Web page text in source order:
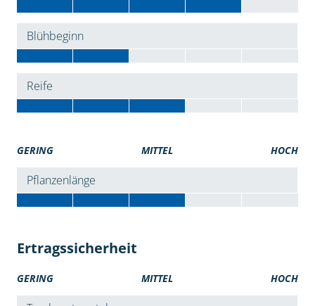
Blühbeginn
Reife
GERING MITTEL HOCH
Pflanzenlänge
Ertragssicherheit
GERING MITTEL HOCH